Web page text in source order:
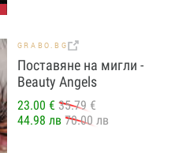
GRABO.BG
Поставяне на мигли -
Beauty Angels
23.00 € 35.79 €
44.98 лв 70.00 лв